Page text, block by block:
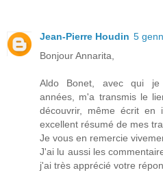
Jean-Pierre Houdin 5
Bonjour Annarita,
Aldo Bonet, avec qui je
années, m'a transmis le
découvrir, même écrit en
excellent résumé de mes
Je vous en remercie
J'ai lu aussi les
j'ai très apprécié votre